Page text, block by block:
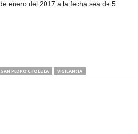
enero del 2017 a la fecha sea de 5
SAN PEDRO CHOLULA VIGILANCIA